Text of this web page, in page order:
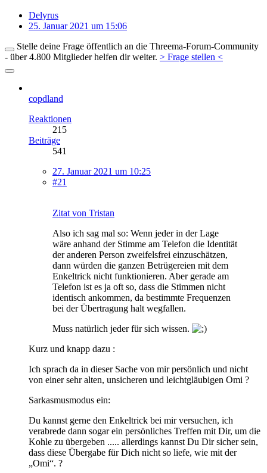
Delyrus
25. Januar 2021 um 15:06
Stelle deine Frage öffentlich an die Threema-Forum-Community
- über 4.800 Mitglieder helfen dir weiter. > Frage stellen <
copdland
Reaktionen
215
Beiträge
541
27. Januar 2021 um 10:25
#21
Zitat von Tristan
Also ich sag mal so: Wenn jeder in der Lage
wäre anhand der Stimme am Telefon die Identität
der anderen Person zweifelsfrei einzuschätzen,
dann würden die ganzen Betrügereien mit dem
Enkeltrick nicht funktionieren. Aber gerade am
Telefon ist es ja oft so, dass die Stimmen nicht
identisch ankommen, da bestimmte Frequenzen
bei der Übertragung halt wegfallen.
Muss natürlich jeder für sich wissen.
Kurz und knapp dazu :
Ich sprach da in dieser Sache von mir persönlich und nicht
von einer sehr alten, unsicheren und leichtgläubigen Omi ?
Sarkasmusmodus ein:
Du kannst gerne den Enkeltrick bei mir versuchen, ich
verabrede dann sogar ein persönliches Treffen mit Dir, um die
Kohle zu übergeben ..... allerdings kannst Du Dir sicher sein,
dass diese Übergabe für Dich nicht so liefe, wie mit der
„Omi“. ?